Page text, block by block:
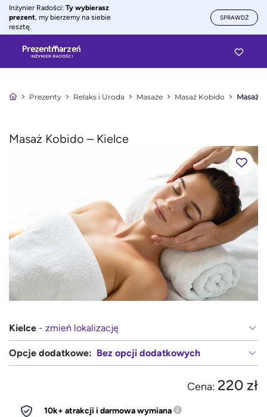
Inżynier Radości: Ty wybierasz
prezent, my bierzemy na siebie
resztę.
SPRAWDŹ
Prezenty Relaks i Uroda Masaże Masaż Kobido Masaż
Masaż Kobido – Kielce
Kielce - zmień lokalizację
Opcje dodatkowe: Bez opcji dodatkowych
Cena: 220 zł
10k+ atrakcji i darmowa wymiana